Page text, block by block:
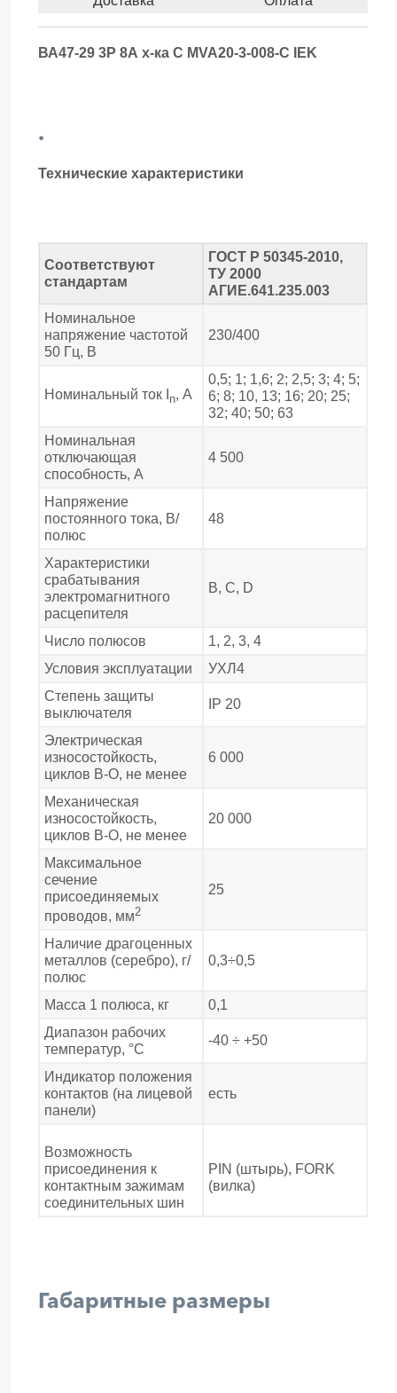
ВА47-29 3Р 8А х-ка С MVA20-3-008-С IEK
.
Технические характеристики
Соответствуют
стандартам
ГОСТ Р 50345-2010,
ТУ 2000
АГИЕ.641.235.003
Номинальное
напряжение частотой
50 Гц, В
230/400
Номинальный ток I n, А
0,5; 1; 1,6; 2; 2,5; 3; 4; 5;
6; 8; 10, 13; 16; 20; 25;
32; 40; 50; 63
Номинальная
отключающая
способность, А
4 500
Напряжение
постоянного тока, В/
полюс
48
Характеристики
срабатывания
электромагнитного
расцепителя
В, С, D
Число полюсов
1, 2, 3, 4
Условия эксплуатации
УХЛ4
Степень защиты
выключателя
IP 20
Электрическая
износостойкость,
циклов В-О, не менее
6 000
Механическая
износостойкость,
циклов В-О, не менее
20 000
Максимальное
сечение
присоединяемых
проводов, мм2
25
Наличие драгоценных
металлов (серебро), г/
полюс
0,3÷0,5
Масса 1 полюса, кг
0,1
Диапазон рабочих
температур, °С
-40 ÷ +50
Индикатор положения
контактов (на лицевой
панели)
есть
Возможность
присоединения к
контактным зажимам
соединительных шин
PIN (штырь), FORK
(вилка)
Габаритные размеры